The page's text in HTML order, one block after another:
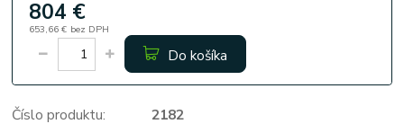
804 €
653,66 € bez DPH
Do košíka
Číslo produktu:
2182